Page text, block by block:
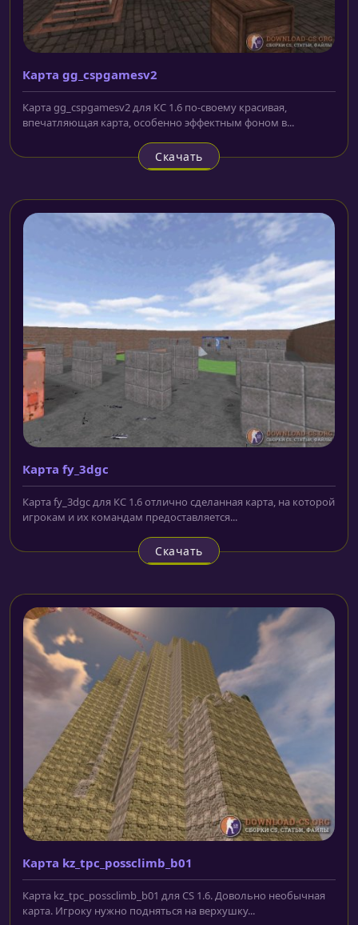
Карта gg_cspgamesv2
Карта gg_cspgamesv2 для КС 1.6 по-своему красивая,
впечатляющая карта, особенно эффектным фоном в...
Скачать
Карта fy_3dgc
Карта fy_3dgc для КС 1.6 отлично сделанная карта, на которой
игрокам и их командам предоставляется...
Скачать
Карта kz_tpc_possclimb_b01
Карта kz_tpc_possclimb_b01 для CS 1.6. Довольно необычная
карта. Игроку нужно подняться на верхушку...